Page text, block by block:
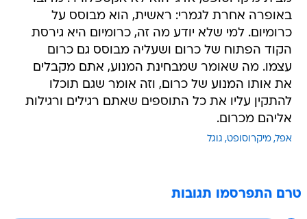
באופרה אחרת לגמרי: ראשית, הוא מבוסס על
כרומיום. למי שלא יודע מה זה, כרומיום היא גירסת
הקוד הפתוח של כרום ושעליה מבוסס גם כרום
עצמו. מה שאומר שמבחינת המנוע, אתם מקבלים
את אותו המנוע של כרום, וזה אומר שגם תוכלו
להתקין עליו את כל התוספים שאתם רגילים ורגילות
אליהם מכרום.
אפל מיקרוסופט גוגל
טרם התפרסמו תגובות